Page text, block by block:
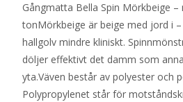
priset
var:
440 kr.
priset
är:
239 kr.
Gångmatta Bella Spin Mörkbeige –
tonMörkbeige är beige med jord i
hallgolv mindre kliniskt.
döljer effektivt det damm som
yta.Väven består av polyester och
Polypropylenet står för